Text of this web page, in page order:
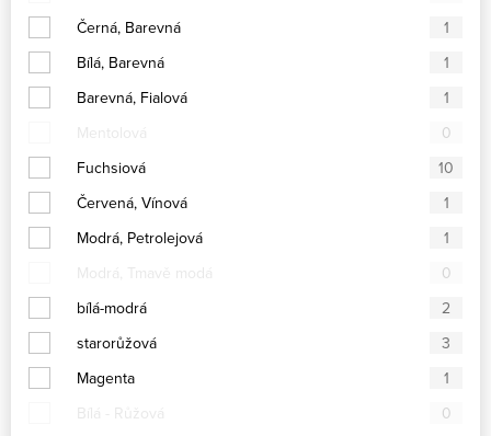
Černá, Barevná
1
Bílá, Barevná
1
Barevná, Fialová
1
Mentolová
0
Fuchsiová
10
Červená, Vínová
1
Modrá, Petrolejová
1
Modrá, Tmavě modá
0
bílá-modrá
2
starorůžová
3
Magenta
1
Bílá - Růžová
0